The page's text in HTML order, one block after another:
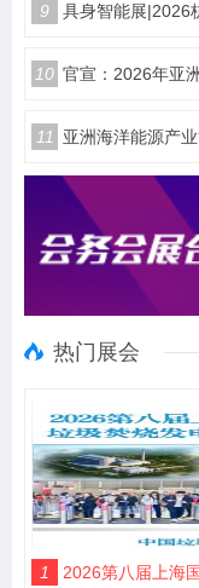
9 具身智能展|2026
10 官宣：2026年亚
11 亚洲海洋能源产
热门展会
1 2026第八届上海